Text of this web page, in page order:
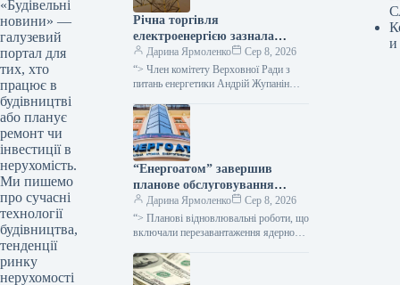
«Будівельні
новини» —
галузевий
портал для
тих, хто
працює в
будівництві
або планує
ремонт чи
інвестиції в
нерухомість.
Ми пишемо
про сучасні
технології
будівництва,
тенденції
ринку
нерухомості
Річна торгівля
електроенергією зазнала
невдачі через військові
загрози для покупців та
надмірну вартість,
Дарина Ярмоленко
Сер 8, 2026
“> Член комітету Верховної Ради з
питань енергетики Андрій Жупанін
аукціону з продажу електроенергії…
“Енергоатом” завершив
планове обслуговування
п’ятого енергетичного блоку
Дарина Ярмоленко
Сер 8, 2026
“> Планові відновлювальні роботи, що
включали перезавантаження ядерного
енергоблоках атомних електростанцій.
Крім того, завершено ремонтні
и